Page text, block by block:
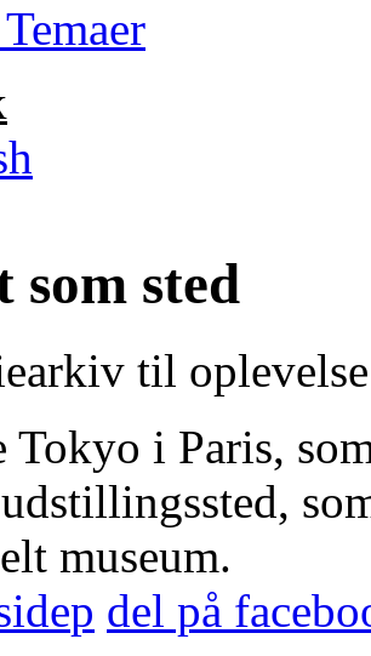
som sted
til oplevelse
Tokyo i Paris,
museum.
p del på